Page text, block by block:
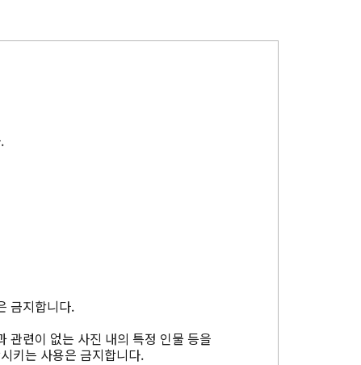
금지합니다.
관련이 없는 사진 내의 특정 인물 등을
키는 사용은 금지합니다.